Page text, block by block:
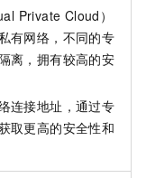
Private Cloud）
有网络，不同的专
离，拥有较高的安
连接地址，通过专
取更高的安全性和